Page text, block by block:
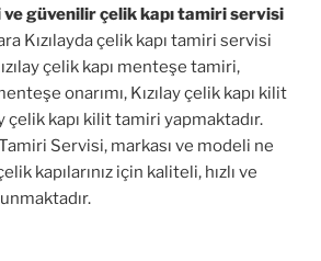
güvenilir çelik kapı tamiri servisi
Kızılayda çelik kapı tamiri servisi
çelik kapı menteşe tamiri,
onarımı, Kızılay çelik kapı kilit
çelik kapı kilit tamiri yapmaktadır.
Tamiri Servisi, markası ve modeli ne
kapılarınız için kaliteli, hızlı ve